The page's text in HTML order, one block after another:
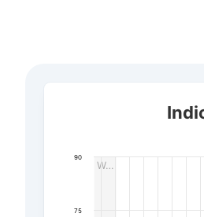
Combination chart with 3
The chart has 3 Y axes
W…
75
90